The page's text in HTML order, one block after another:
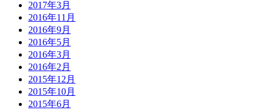
2017年3月
2016年11月
2016年9月
2016年5月
2016年3月
2016年2月
2015年12月
2015年10月
2015年6月